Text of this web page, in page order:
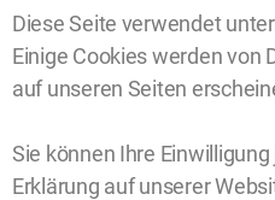
Diese Seite verwendet
Einige Cookies werden von
auf unseren Seiten
Sie können Ihre
Erklärung auf unserer